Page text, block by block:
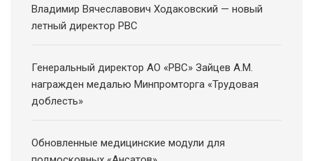
Владимир Вячеславович Ходаковский — новый
летный директор РВС
Генеральный директор АО «РВС» Зайцев А.М.
награжден медалью Минпромторга «Трудовая
доблесть»
Обновленные медицинские модули для